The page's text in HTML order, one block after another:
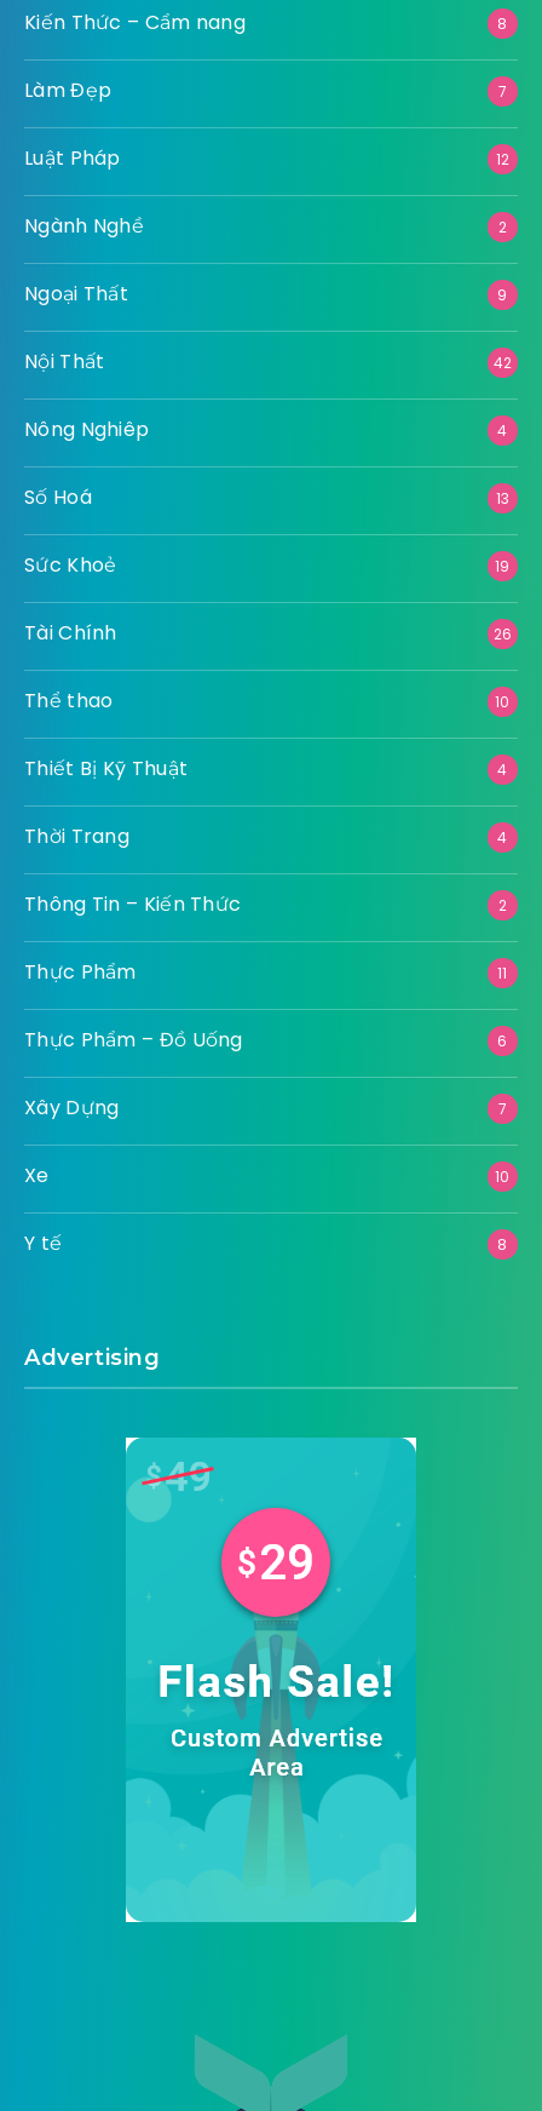
Kiến Thức – Cẩm nang 8
Làm Đẹp 7
Luật Pháp 12
Ngành Nghề 2
Ngoại Thất 9
Nội Thất 42
Nông Nghiêp 4
Số Hoá 13
Sức Khoẻ 19
Tài Chính 26
Thể thao 10
Thiết Bị Kỹ Thuật 4
Thời Trang 4
Thông Tin – Kiến Thức 2
Thực Phẩm 11
Thực Phẩm – Đồ Uống 6
Xây Dựng 7
Xe 10
Y tế 8
Advertising